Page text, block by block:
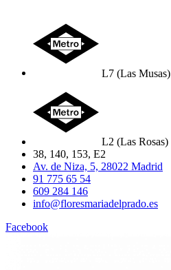
L7 (Las Musas)
L2 (Las Rosas)
38, 140, 153, E2
Av. de Niza, 5, 28022 Madrid
91 775 65 54
609 284 146
info@floresmariadelprado.es
Facebook